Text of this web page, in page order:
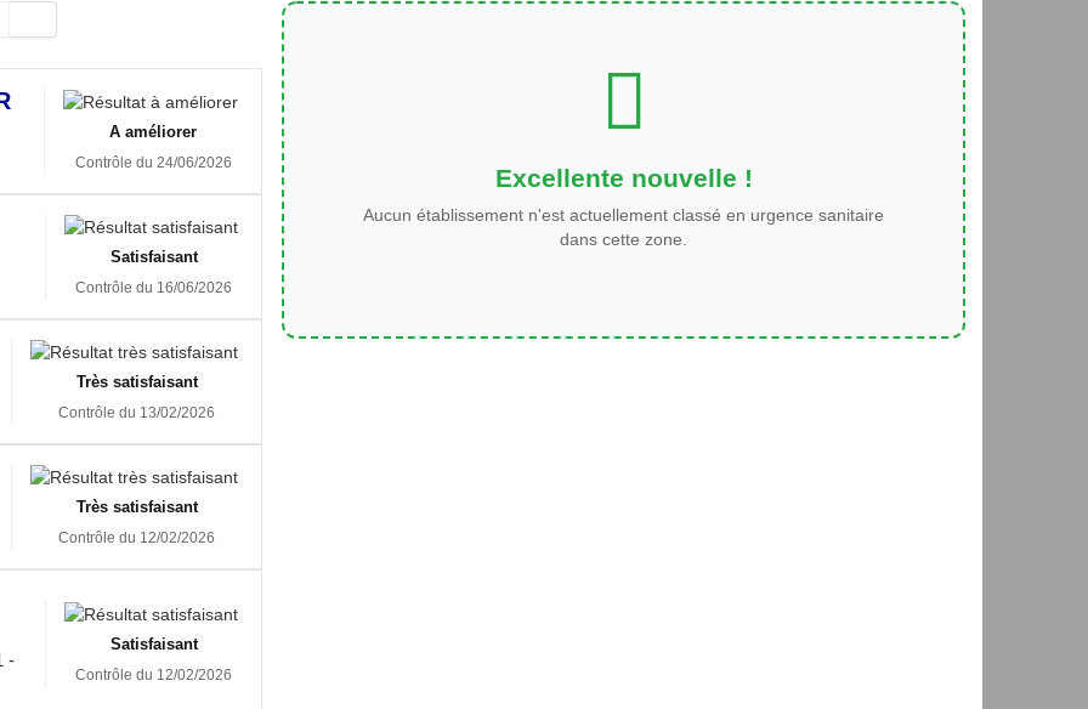
A améliorer
Contrôle du 24/06/2026
Satisfaisant
Contrôle du 16/06/2026
Très satisfaisant
Contrôle du 13/02/2026
Très satisfaisant
Contrôle du 12/02/2026
-
Satisfaisant
Contrôle du 12/02/2026
Excellente nouvelle !
Aucun établissement n'est actuellement classé en urgence sanitaire
dans cette zone.